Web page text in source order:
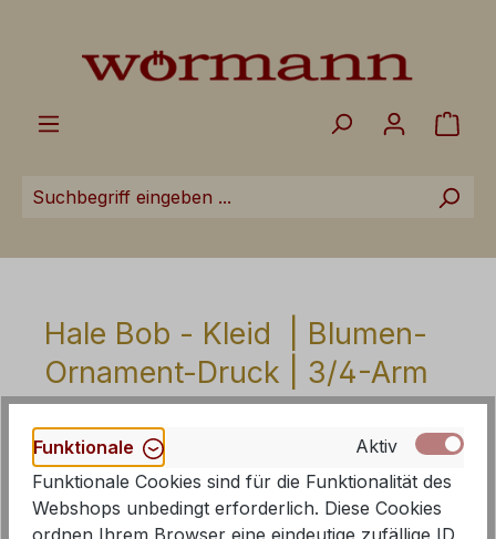
Hale Bob - Kleid | Blumen-
Ornament-Druck | 3/4-Arm
Funktionale
Aktiv
Funktionale Cookies sind für die Funktionalität des
Webshops unbedingt erforderlich. Diese Cookies